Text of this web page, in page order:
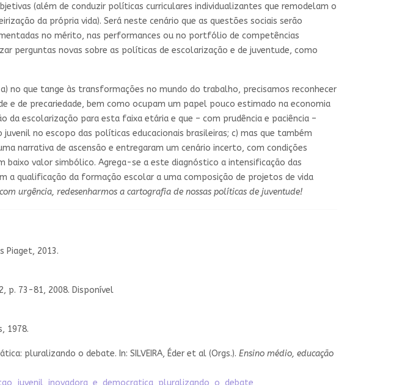
(além de conduzir políticas curriculares individualizantes que remodelam o
da própria vida). Será neste cenário que as questões sociais serão
no mérito, nas performances ou no portfólio de competências
perguntas novas sobre as políticas de escolarização e de juventude, como
no que tange às transformações no mundo do trabalho, precisamos reconhecer
e de precariedade, bem como ocupam um papel pouco estimado na economia
escolarização para esta faixa etária e que – com prudência e paciência –
no escopo das políticas educacionais brasileiras; c) mas que também
narrativa de ascensão e entregaram um cenário incerto, com condições
valor simbólico. Agrega-se a este diagnóstico a intensificação das
a qualificação da formação escolar a uma composição de projetos de vida
urgência, redesenharmos a cartografia de nossas políticas de juventude!
Piaget, 2013.
p. 73-81, 2008. Disponível
1978.
pluralizando o debate. In: SILVEIRA, Éder et al (Orgs.). Ensino médio, educação